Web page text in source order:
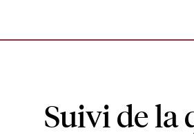
Suivi de la